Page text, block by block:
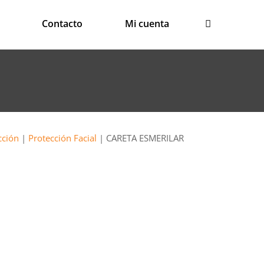
Contacto Mi cuenta
| Protección Facial | CARETA ESMERILAR